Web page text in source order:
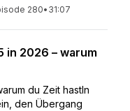
280• 31:07
in 2026 – warum
du Zeit hastIn
den Übergang